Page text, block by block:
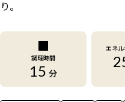
り。
調理時間
15 分
エネル